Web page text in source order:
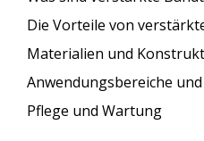
Die Vorteile von
Materialien und
Anwendungsbereiche
Pflege und Wartung